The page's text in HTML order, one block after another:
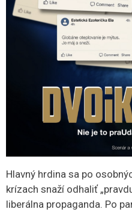
Hlavný hrdina sa po
krízach snaží odhaliť
liberálna propaganda. Po